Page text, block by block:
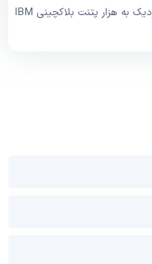
شرکت سرکل نزدیک به هزار پتنت بلاکچینی IBM